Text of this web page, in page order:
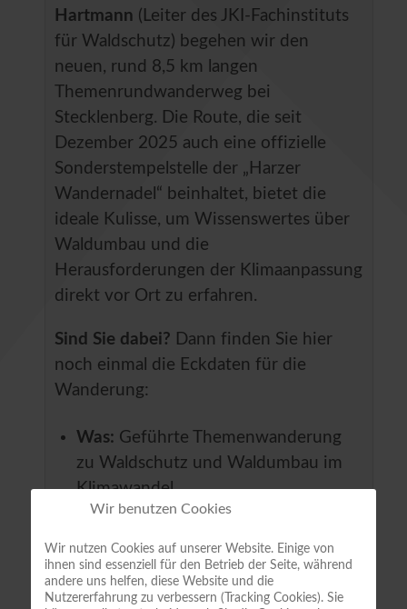
Hartmann (Leiter des JKI-Fachinstituts
für Waldschutz) begehen wir den
neuen, rund 8,5 km langen
Themenrundwanderweg bei
Stecklenberg. Die Route, die seit
Dezember 2025 auch eine offizielle
Sonderstempelstelle der „Harzer
Wandernadel“ beinhaltet, bietet die
ideale Kulisse, um Wissenswertes über
Waldumbau und die
Herausforderungen der Klimaanpassung
direkt vor Ort zu erfahren.
Sind Sie dabei? Dann finden Sie hier
noch einmal die Eckdaten für die
Wanderung:
Was: Geführte Themenwanderung
zu Waldschutz und Waldumbau im
Klimawandel.
Wann:Samstag, 21.03.2026, 10:00
Uhr.
Wo:Treffpunkt an der Kirche
Stecklenberg.
Wir benutzen Cookies
Wir nutzen Cookies auf unserer Website. Einige von
ihnen sind essenziell für den Betrieb der Seite, während
andere uns helfen, diese Website und die
Nutzererfahrung zu verbessern (Tracking Cookies). Sie